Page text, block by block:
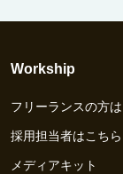
Workship
フリーランスの方
採用担当者はこちら
メディアキット